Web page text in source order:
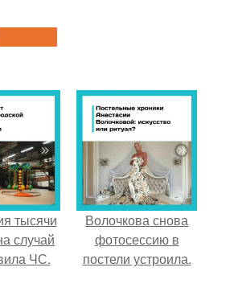
тысячи
случай
ЧС.
Волочкова снова
фотосессию в
постели устроила.